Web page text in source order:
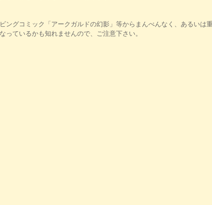
グコミック「アークガルドの幻影」等からまんべんなく、あるいは
ているかも知れませんので、ご注意下さい。